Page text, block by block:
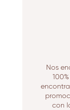
Nos
con